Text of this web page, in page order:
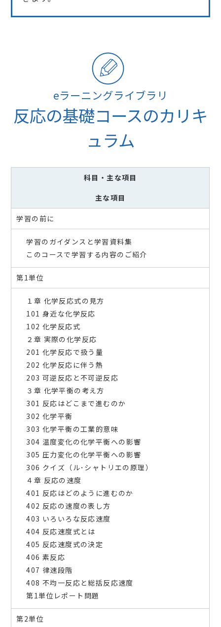
eラーニングライブラリ
反応の基礎コースのカリキ
ュラム
科目 ・主な項目
主な項目
学習の前に
学習のガイダンスと学習資料集
このコースで学習する内容のご紹介
第1単位
１章 化学反応式の見方
101 身近な化学反応
102 化学反応式
２章 実際の化学反応
201 化学反応で扱う量
202 化学反応に伴う熱
203 可逆反応と不可逆反応
３章 化学平衡の考え方
301 反応はどこまで進むのか
302 化学平衡
303 化学平衡の工業的意味
304 温度変化の化学平衡への影響
305 圧力変化の化学平衡への影響
306 クイズ（ル･シャトリエの原理）
４章 反応の速度
401 反応はどのように進むのか
402 反応の速度の表し方
403 いろいろな反応速度
404 反応速度式とは
405 反応速度式の決定
406 素反応
407 律速段階
408 不均一反応と総括反応速度
第1単位レポート問題
第2単位